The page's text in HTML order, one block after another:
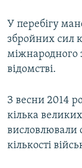
У перебігу
збройних сил
міжнародного
відомстві.
З весни 2014
кілька
висловлювали
кількості